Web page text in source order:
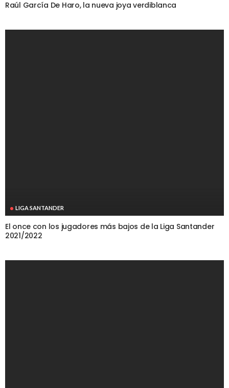
Raúl García De Haro, la nueva joya verdiblanca
LIGA SANTANDER
El once con los jugadores más bajos de la Liga Santander
2021/2022